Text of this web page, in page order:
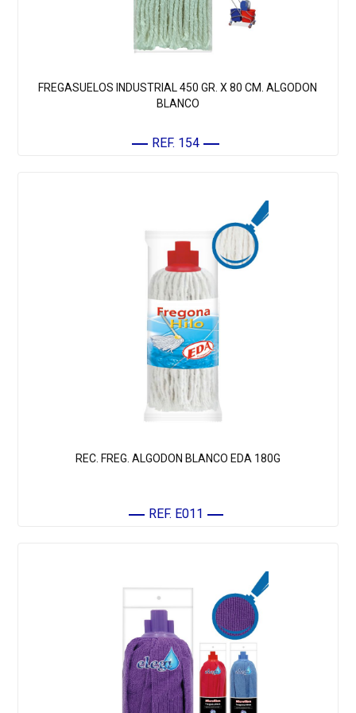
FREGASUELOS INDUSTRIAL 450 GR. X 80 CM. ALGODON
BLANCO
REF. 154
REC. FREG. ALGODON BLANCO EDA 180G
REF. E011